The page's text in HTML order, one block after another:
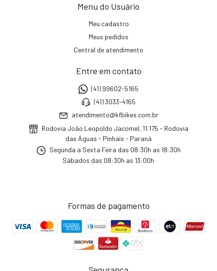
Menu do Usuário
Meu cadastro
Meus pedidos
Central de atendimento
Entre em contato
(41) 99602-5165
(41) 3033-4165
atendimento@kfbikes.com.br
Rodovia João Leopoldo Jacomel, 11.175 - Rodovia
das Águas - Pinhais - Paraná
Segunda a Sexta Feira das 08:30h as 18:30h
Sábados das 08:30h as 13:00h
Formas de pagamento